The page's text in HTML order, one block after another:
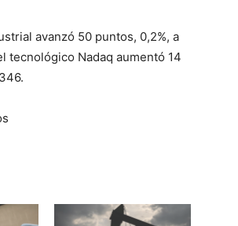
avanzó 50 puntos, 0,2%, a
tecnológico Nadaq aumentó 14